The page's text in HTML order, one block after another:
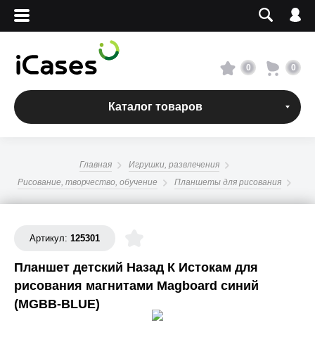
Вход
Сервисный центр
О магазине
+7 495 960-31-54
+7 800 500-31-47
0 0
Каталог товаров
Главная
Игрушки, развлечения
Рисование, творчество, обучение
Планшеты для рисования
Артикул: 125301
Планшет детский Назад К Истокам для
рисования магнитами Magboard синий
(MGBB-BLUE)